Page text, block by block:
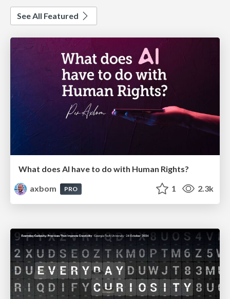
See All Featured
What does AI have to do with Human Rights?
axbom
PRO 1 2.3k